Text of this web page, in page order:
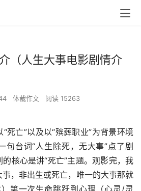
（人生大事电影剧情介
体裁作文 阅读 15263
“死亡”以及以“殡葬职业”为背景环境
句台词“人生除死，无大事”点了剧
核心是讲“死亡”主题。观影完，我
，非出生或死亡，唯一的大事那就